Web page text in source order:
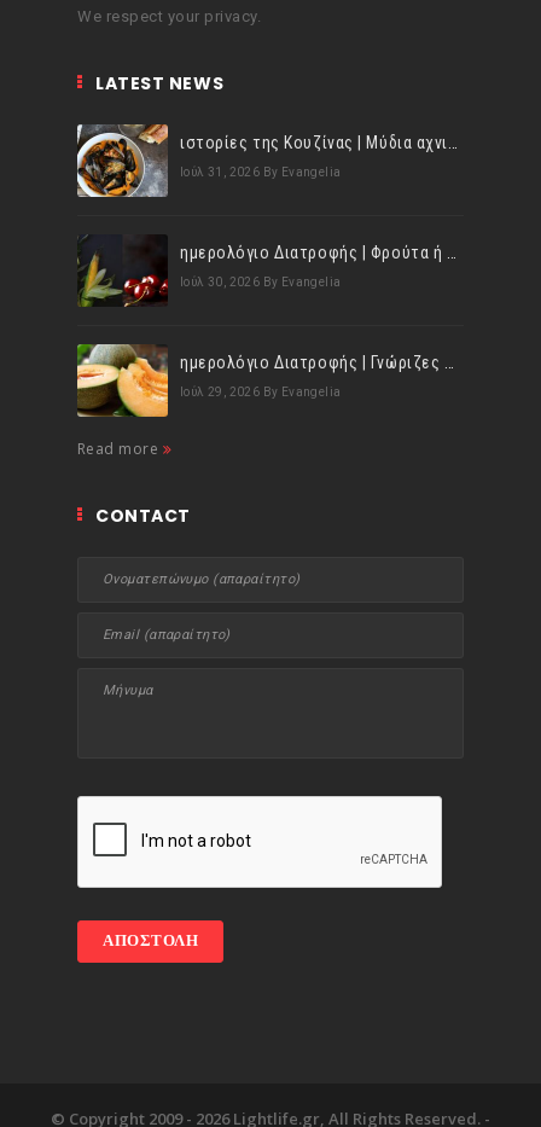
We respect your privacy.
LATEST NEWS
ιστορίες της Κουζίνας | Μύδια αχνιστά σβησμένα με λευκό κρασί!
Ιούλ 31, 2026 By Evangelia
ημερολόγιο Διατροφής | Φρούτα ή λαχανικά; Γνωρίζεις τη διαφορά;
Ιούλ 30, 2026 By Evangelia
ημερολόγιο Διατροφής | Γνώριζες ότι, το πεπόνι περιέχει πολλές βιταμίνες;
Ιούλ 29, 2026 By Evangelia
Read more
CONTACT
© Copyright 2009 - 2026 Lightlife.gr, All Rights Reserved. -